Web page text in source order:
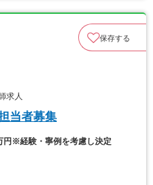
保存する
求人
当者募集
円※経験・寧例を考慮し決定